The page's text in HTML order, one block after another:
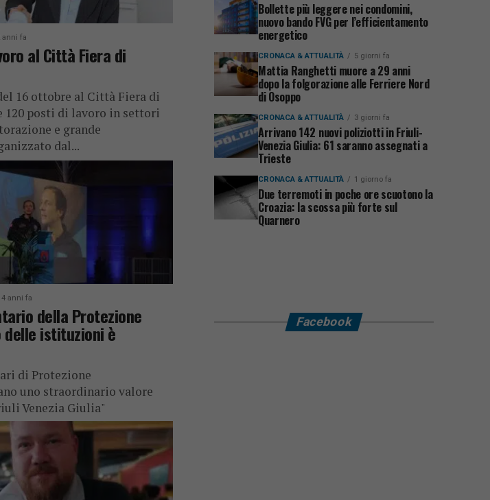
anni fa
al Città Fiera di
16 ottobre al Città Fiera di
120 posti di lavoro in settori
e grande
dal...
4 anni fa
della Protezione
istituzioni è
di Protezione
uno straordinario valore
Venezia Giulia"
Bollette più leggere nei condomini,
nuovo bando FVG per l’efficientamento
energetico
CRONACA & ATTUALITÀ 5 giorni fa
Mattia Ranghetti muore a 29 anni
dopo la folgorazione alle Ferriere Nord
di Osoppo
CRONACA & ATTUALITÀ 3 giorni fa
Arrivano 142 nuovi poliziotti in Friuli-
Venezia Giulia: 61 saranno assegnati a
Trieste
CRONACA & ATTUALITÀ 1 giorno fa
Due terremoti in poche ore scuotono la
Croazia: la scossa più forte sul
Quarnero
Facebook